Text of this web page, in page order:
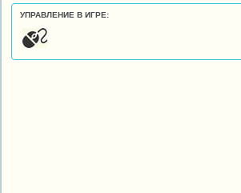
УПРАВЛЕНИЕ В ИГРЕ: